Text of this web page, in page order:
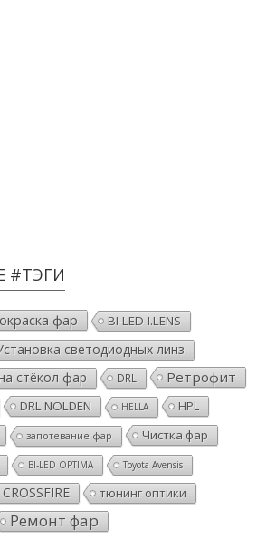
#ТЭГИ
фар
BI-LED I.LENS
светодиодных линз
стёкол фар DRL Ретрофит
DRL NOLDEN HELLA
HPL
запотевание фар Чистка фар
BI-LED OPTIMA Toyota Avensis
тюнинг оптики
Ремонт фар